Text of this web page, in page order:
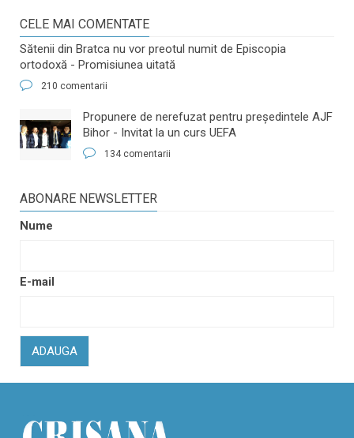
CELE MAI COMENTATE
Sătenii din Bratca nu vor preotul numit de Episcopia
ortodoxă - Promisiunea uitată
210 comentarii
​Propunere de nerefuzat pentru preşedintele AJF
Bihor - Invitat la un curs UEFA
134 comentarii
ABONARE NEWSLETTER
Nume
E-mail
ADAUGA